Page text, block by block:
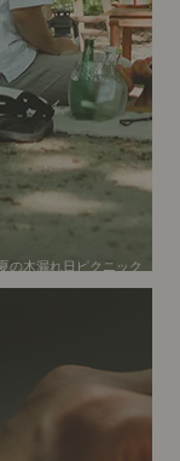
の木漏れ日ピクニック